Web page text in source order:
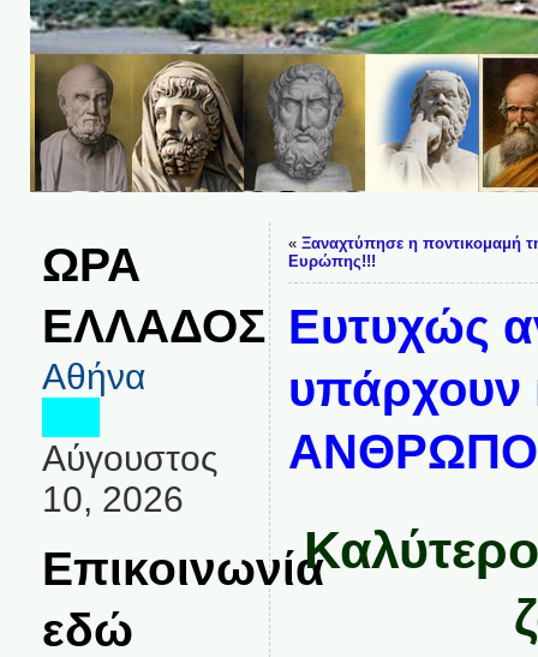
ΩΡΑ
ΕΛΛΑΔΟΣ
Αθήνα
Αύγουστος
10, 2026
Επικοινωνία
εδώ
« Ξαναχτύπησε η ποντικομαμή
Ευρώπης!!!
Ευτυχώς
υπάρχουν